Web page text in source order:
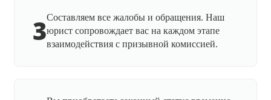
3Составляем все жалобы и обращения. Наш
юрист сопровождает вас на каждом этапе
взаимодействия с призывной комиссией.